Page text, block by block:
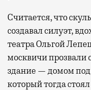
Считается, что
создавал силуэт,
театра Ольгой
москвичи прозвали
здание — домом
который тогда